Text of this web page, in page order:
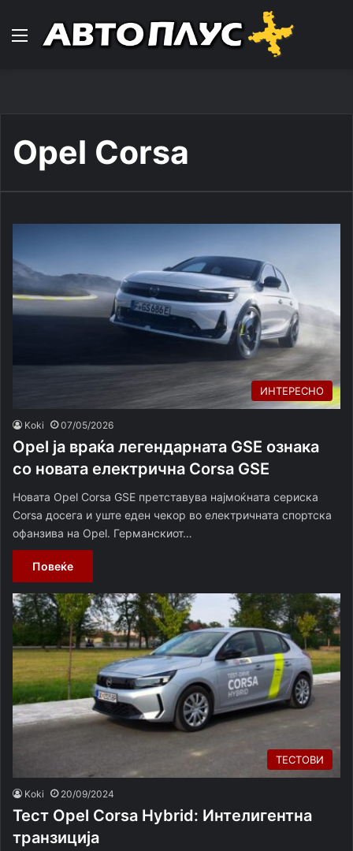
Навигација
Opel Corsa
ИНТЕРЕСНО
Koki 07/05/2026
Opel ја враќа легендарната GSE ознака
со новата електрична Corsa GSE
Новата Opel Corsa GSE претставува најмоќната сериска
Corsa досега и уште еден чекор во електричната спортска
офанзива на Opel. Германскиот…
Повеќе
ТЕСТОВИ
Koki 20/09/2024
Тест Opel Corsa Hybrid: Интелигентна
транзиција